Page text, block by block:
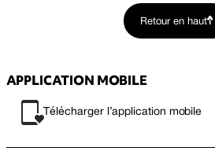
Retour en haut
APPLICATION MOBILE
Télécharger l’application mobile